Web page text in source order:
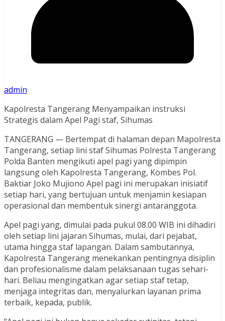
admin
Kapolresta Tangerang Menyampaikan instruksi
Strategis dalam Apel Pagi staf, Sihumas
TANGERANG — Bertempat di halaman depan Mapolresta
Tangerang, setiap lini staf Sihumas Polresta Tangerang
Polda Banten mengikuti apel pagi yang dipimpin
langsung oleh Kapolresta Tangerang, Kombes Pol.
Baktiar Joko Mujiono Apel pagi ini merupakan inisiatif
setiap hari, yang bertujuan untuk menjamin kesiapan
operasional dan membentuk sinergi antaranggota.
Apel pagi yang, dimulai pada pukul 08.00 WIB ini dihadiri
oleh setiap lini jajaran Sihumas, mulai, dari pejabat,
utama hingga staf lapangan. Dalam sambutannya,
Kapolresta Tangerang menekankan pentingnya disiplin
dan profesionalisme dalam pelaksanaan tugas sehari-
hari. Beliau mengingatkan agar setiap staf tetap,
menjaga integritas dan, menyalurkan layanan prima
terbaik, kepada, publik.